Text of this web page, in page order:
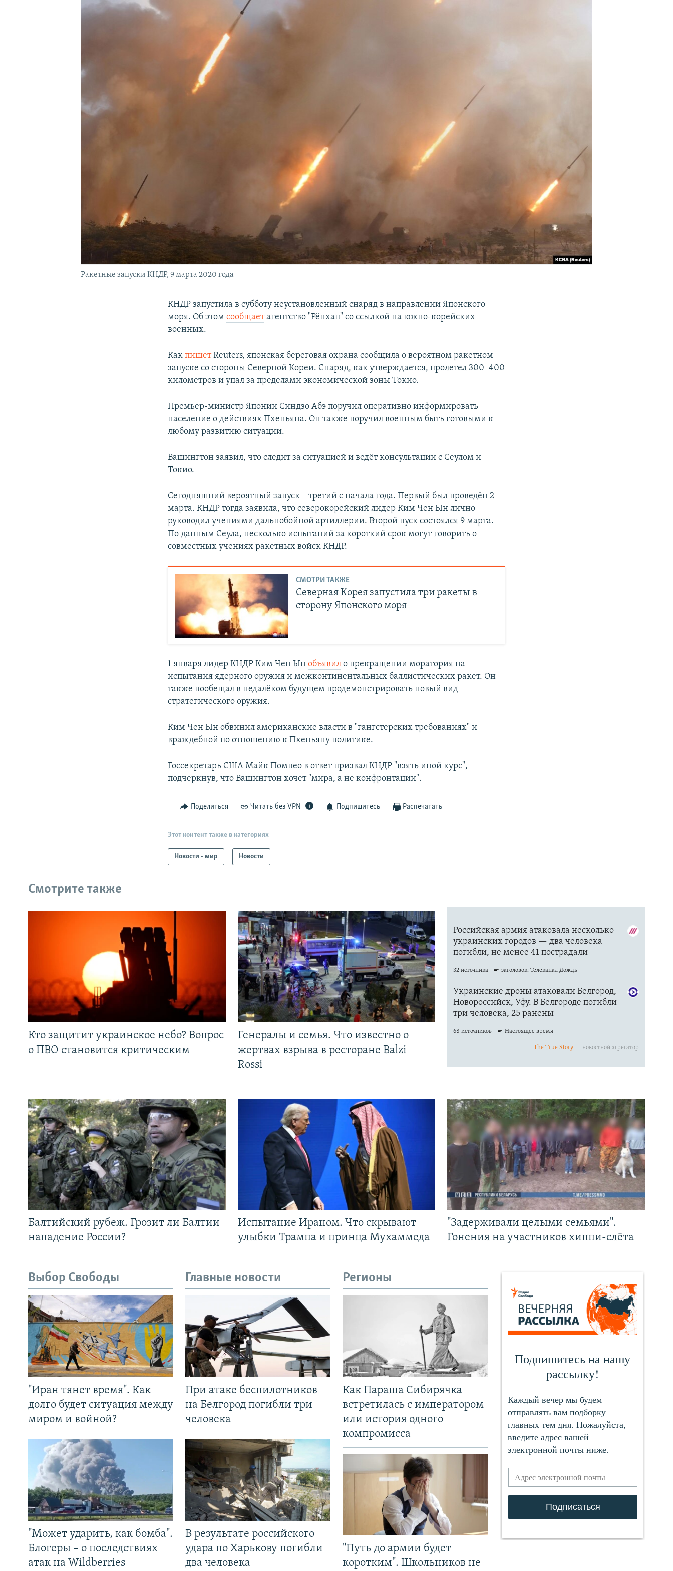
Ракетные запуски КНДР, 9 марта 2020 года
КНДР запустила в субботу неустановленный снаряд в направлении Японского
моря. Об этомсообщаетагентство "Рёнхап" со ссылкой на южно-корейских
военных.
КакпишетReuters, японская береговая охрана сообщила о вероятном ракетном
запуске со стороны Северной Кореи. Снаряд, как утверждается, пролетел 300–400
километров и упал за пределами экономической зоны Токио.
Премьер-министр Японии Синдзо Абэ поручил оперативно информировать
население о действиях Пхеньяна. Он также поручил военным быть готовыми к
любому развитию ситуации.
Вашингтон заявил, что следит за ситуацией и ведёт консультации с Сеулом и
Токио.
Сегодняшний вероятный запуск – третий с начала года. Первый был проведён 2
марта. КНДР тогда заявила, что северокорейский лидер Ким Чен Ын лично
руководил учениями дальнобойной артиллерии. Второй пуск состоялся 9 марта.
По данным Сеула, несколько испытаний за короткий срок могут говорить о
совместных учениях ракетных войск КНДР.
СМОТРИ ТАКЖЕ
Северная Корея запустила три ракеты в
сторону Японского моря
1 января лидер КНДР Ким Чен Ынобъявил о прекращении моратория на
испытания ядерного оружия и межконтинентальных баллистических ракет. Он
также пообещал в недалёком будущем продемонстрировать новый вид
стратегического оружия.
Ким Чен Ын обвинил американские власти в "гангстерских требованиях" и
враждебной по отношению к Пхеньяну политике.
Госсекретарь США Майк Помпео в ответ призвал КНДР "взять иной курс",
подчеркнув, что Вашингтон хочет "мира, а не конфронтации".
Поделиться Читать без VPN Подпишитесь Распечатать
Этот контент также в категориях
Новости - мир Новости
Смотрите также
Кто защитит украинское небо? Вопрос
о ПВО становится критическим
Генералы и семья. Что известно о
жертвах взрыва в ресторане Balzi
Rossi
Балтийский рубеж. Грозит ли Балтии
нападение России?
Испытание Ираном. Что скрывают
улыбки Трампа и принца Мухаммеда
"Задерживали целыми семьями".
Гонения на участников хиппи-слёта
Выбор Свободы
"Иран тянет время". Как
долго будет ситуация между
миром и войной?
"Может ударить, как бомба".
Блогеры – о последствиях
атак на Wildberries
Главные новости
При атаке беспилотников
на Белгород погибли три
человека
В результате российского
удара по Харькову погибли
два человека
Регионы
Как Параша Сибирячка
встретилась с императором
или история одного
компромисса
"Путь до армии будет
коротким". Школьников не